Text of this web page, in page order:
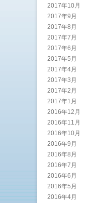
2017年10月
2017年9月
2017年8月
2017年7月
2017年6月
2017年5月
2017年4月
2017年3月
2017年2月
2017年1月
2016年12月
2016年11月
2016年10月
2016年9月
2016年8月
2016年7月
2016年6月
2016年5月
2016年4月